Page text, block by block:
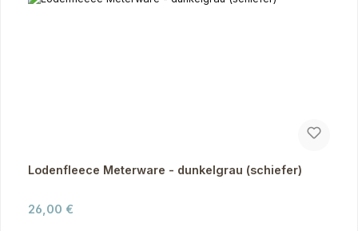
Lodenfleece Meterware - dunkelgrau (schiefer)
Regulärer Preis:
26,00 €